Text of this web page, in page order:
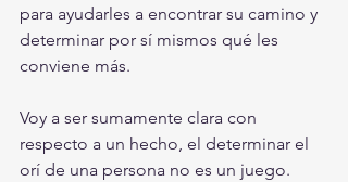
para ayudarles a encontrar su camino y
determinar por sí mismos qué les
conviene más.
Voy a ser sumamente clara con
respecto a un hecho, el determinar el
orí de una persona no es un juego.